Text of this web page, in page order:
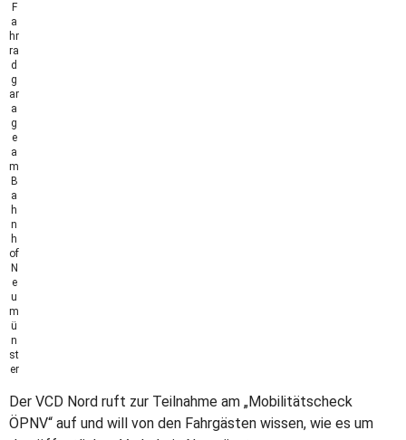
F
a
hr
ra
d
g
ar
a
g
e
a
m
B
a
h
n
h
of
N
e
u
m
ü
n
st
er
Der VCD Nord ruft zur Teilnahme am „Mobilitätscheck
ÖPNV“ auf und will von den Fahrgästen wissen, wie es um